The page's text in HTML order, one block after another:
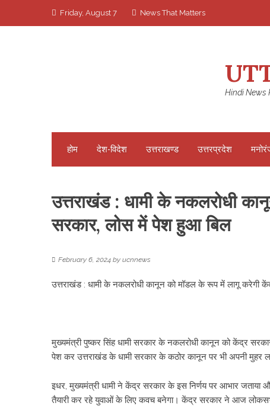
Friday, August 7 News That Matters
Hindi News
होम देश-विदेश उत्तराखण्ड उत्तरप्रदेश
उत्तराखंड : धामी के नकलरोधी
सरकार, लोस में पेश हुआ बिल
February 6, 2024 by ucnnews
उत्तराखंड : धामी के नकलरोधी कानून को मॉडल के रूप में लागू करेगी
मुख्यमंत्री पुष्कर सिंह धामी सरकार के नकलरोधी कानून को केंद्र
पेश कर उत्तराखंड के धामी सरकार के कठोर कानून पर भी अपनी मुहर
इधर, मुख्यमंत्री धामी ने केंद्र सरकार के इस निर्णय पर आभार जताया
तैयारी कर रहे युवाओं के लिए कवच बनेगा। केंद्र सरकार ने आज